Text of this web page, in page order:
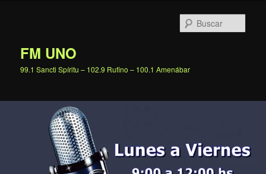
FM UNO
99.1 Sancti Spíritu – 102.9 Rufino – 100.1 Amenábar